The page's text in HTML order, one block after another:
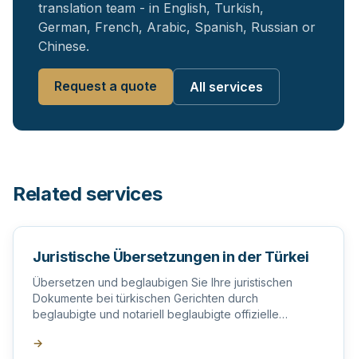
translation team - in English, Turkish,
German, French, Arabic, Spanish, Russian or
Chinese.
Request a quote All services
Related services
Juristische Übersetzungen in der Türkei
Übersetzen und beglaubigen Sie Ihre juristischen
Dokumente bei türkischen Gerichten durch
beglaubigte und notariell beglaubigte offizielle
→